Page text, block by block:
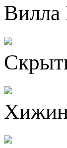
Вилла